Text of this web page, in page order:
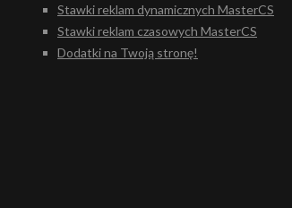
Stawki reklam dynamicznych MasterCS
Stawki reklam czasowych MasterCS
Dodatki na Twoją stronę!